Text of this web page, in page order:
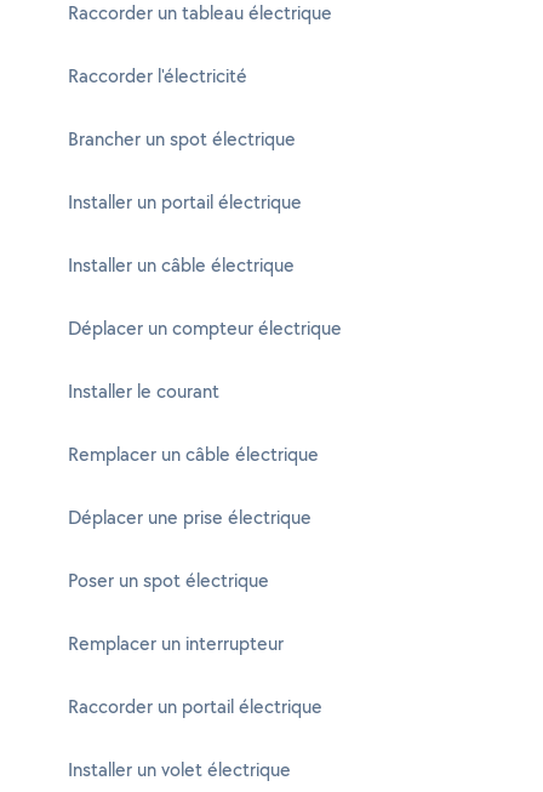
Raccorder un tableau électrique
Raccorder l'électricité
Brancher un spot électrique
Installer un portail électrique
Installer un câble électrique
Déplacer un compteur électrique
Installer le courant
Remplacer un câble électrique
Déplacer une prise électrique
Poser un spot électrique
Remplacer un interrupteur
Raccorder un portail électrique
Installer un volet électrique